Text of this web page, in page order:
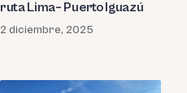
ruta Lima– Puerto Iguazú
2 diciembre, 2025